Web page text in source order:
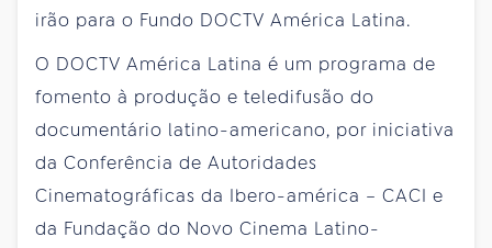
irão para o Fundo DOCTV América Latina.
O DOCTV América Latina é um programa de
fomento à produção e teledifusão do
documentário latino-americano, por iniciativa
da Conferência de Autoridades
Cinematográficas da Ibero-américa – CACI e
da Fundação do Novo Cinema Latino-